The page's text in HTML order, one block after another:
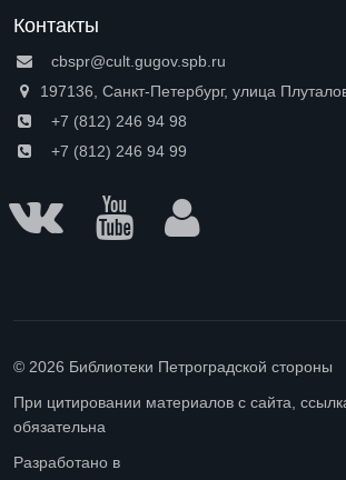
Контакты
cbspr@cult.gugov.spb.ru
197136, Санкт-Петербург, улица
+7 (812) 246 94 98
+7 (812) 246 94 99
© 2026 Библиотеки Петроградской стороны
При цитировании материалов с сайта,
обязательна
Разработано в